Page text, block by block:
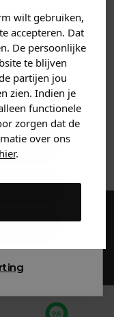
wilt gebruiken,
accepteren. Dat
De persoonlijke
te blijven
partijen jou
zien. Indien je
functionele
zorgen dat de
over ons
hier.
naar op
direct